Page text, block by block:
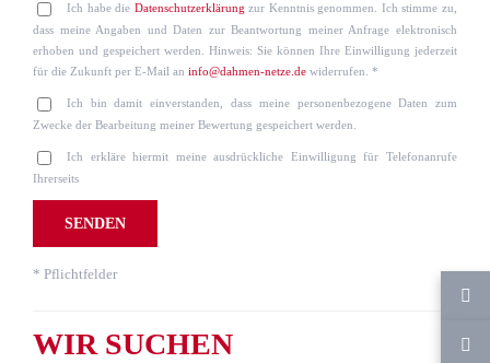
Ich habe die Datenschutzerklärung zur Kenntnis genommen. Ich stimme zu,
dass meine Angaben und Daten zur Beantwortung meiner Anfrage elektronisch
erhoben und gespeichert werden. Hinweis: Sie können Ihre Einwilligung jederzeit
für die Zukunft per E-Mail an info@dahmen-netze.dewiderrufen. *
Ich bin damit einverstanden, dass meine personenbezogene Daten zum
Zwecke der Bearbeitung meiner Bewertung gespeichert werden.
Ich erkläre hiermit meine ausdrückliche Einwilligung für Telefonanrufe
Ihrerseits
* Pflichtfelder
WIR SUCHEN